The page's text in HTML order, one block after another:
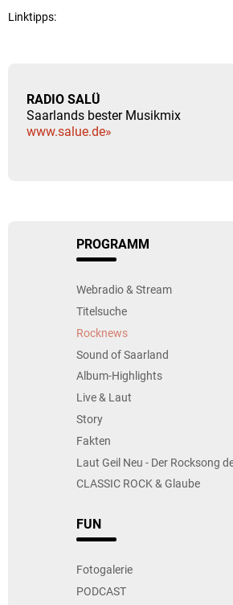
Linktipps:
RADIO SALÜ
Saarlands bester Musikmix
www.salue.de»
PROGRAMM
Webradio & Stream
Titelsuche
Rocknews
Sound of Saarland
Album-Highlights
Live & Laut
Story
Fakten
Laut Geil Neu - Der Rocksong
CLASSIC ROCK & Glaube
FUN
Fotogalerie
PODCAST